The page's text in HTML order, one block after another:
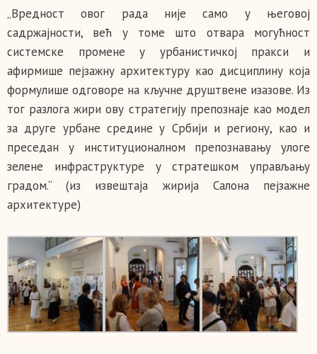
„Вредност овог рада није само у његовој
садржајности, већ у томе што отвара могућност
системске промене у урбанистичкој пракси и
афирмише пејзажну архитектуру као дисциплину која
формулише одговоре на кључне друштвене изазове. Из
тог разлога жири ову стратегију препознаје као модел
за друге урбане средине у Србији и региону, као и
преседан у институционалном препознавању улоге
зелене инфраструктуре у стратешком управљању
градом.“ (из извештаја жирија Салона пејзажне
архитектуре)